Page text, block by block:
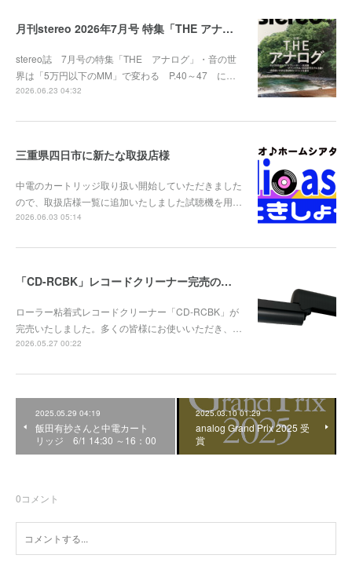
月刊stereo 2026年7月号 特集「THE アナログ」
stereo誌 7月号の特集「THE アナログ」・音の世
界は「5万円以下のMM」で変わる P.40～47 に…
2026.06.23 04:32
三重県四日市に新たな取扱店様
中電のカートリッジ取り扱い開始していただきました
ので、取扱店様一覧に追加いたしました試聴機を用…
2026.06.03 05:14
「CD-RCBK」レコードクリーナー完売のお知らせ
ローラー粘着式レコードクリーナー「CD-RCBK」が
完売いたしました。多くの皆様にお使いいただき、…
2026.05.27 00:22
2025.05.29 04:19
飯田有抄さんと中電カート
リッジ 6/1 14:30 ～16：00
2025.03.10 01:29
analog Grand Prix 2025 受
賞
0コメント